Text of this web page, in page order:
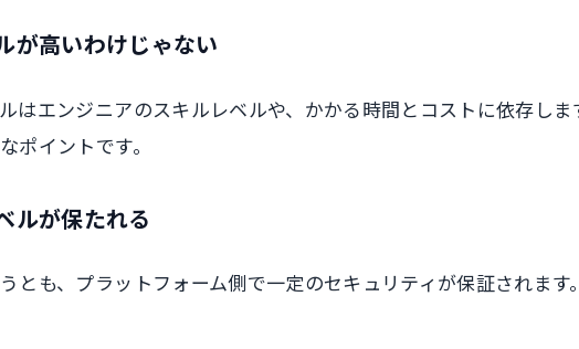
が高いわけじゃない
はエンジニアのスキルレベルや、かかる時間とコストに依存し
ポイントです。
ルが保たれる
とも、プラットフォーム側で一定のセキュリティが保証されま